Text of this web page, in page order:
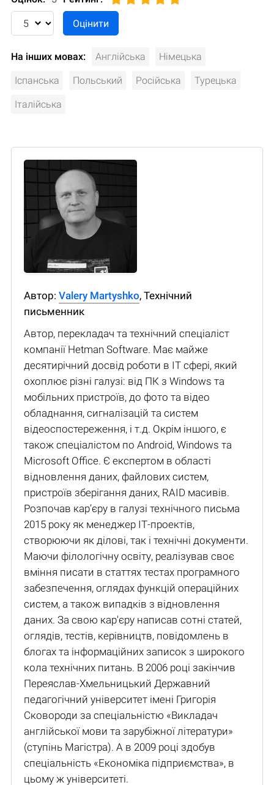
На інших мовах: Англійська Німецька
Іспанська Польський Російська Турецька
Італійська
Автор: Valery Martyshko, Технічний
письменник
Автор, перекладач та технічний спеціаліст
компанії Hetman Software. Має майже
десятирічний досвід роботи в IT сфері, який
охоплює різні галузі: від ПК з Windows та
мобільних пристроїв, до фото та відео
обладнання, сигналізацій та систем
відеоспостереження, і т.д. Окрім іншого, є
також спеціалістом по Android, Windows та
Microsoft Office. Є експертом в області
відновлення даних, файлових систем,
пристроїв зберігання даних, RAID масивів.
Розпочав кар’єру в галузі технічного письма
2015 року як менеджер ІТ-проектів,
створюючи як ділові, так і технічні документи.
Маючи філологічну освіту, реалізував своє
вміння писати в статтях тестах програмного
забезпечення, оглядах функцій операційних
систем, а також випадків з відновлення
даних. За свою кар'єру написав сотні статей,
оглядів, тестів, керівництв, повідомлень в
блогах та інформаційних записок з широкого
кола технічних питань. В 2006 році закінчив
Переяслав-Хмельницький Державний
педагогічний університет імені Григорія
Сковороди за спеціальністю «Викладач
англійської мови та зарубіжної літератури»
(ступінь Магістра). А в 2009 році здобув
спеціальність «Економіка підприємства», в
цьому ж університеті.